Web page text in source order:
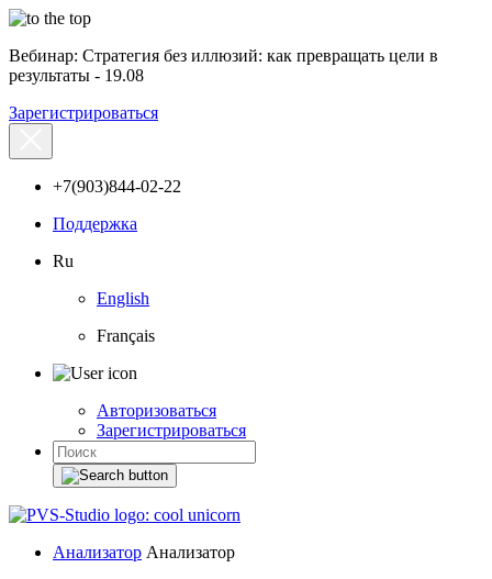
Вебинар: Стратегия без иллюзий: как превращать цели в
результаты - 19.08
Зарегистрироваться
+7(903)844-02-22
Поддержка
Ru
English
Français
Авторизоваться
Зарегистрироваться
Анализатор Анализатор